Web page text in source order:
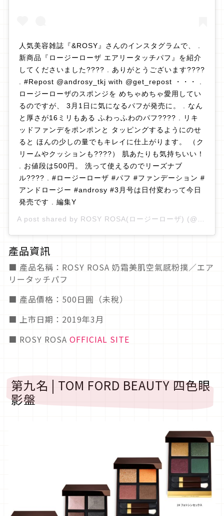
人気美容雑誌『&ROSY』さんのインスタグラムで、 .
新商品『ロージーローザ エアリータッチパフ』を紹介
してくださいました???? . ありがとうございます????
. #Repost @androsy_tkj with @get_repost ・・・ .
ロージーローザのスポンジを めちゃめちゃ愛用してい
るのですが、 3月1日に気になるパフが発売に。 . なん
と厚さが16ミリもある ふわっふわのパフ???? . リキ
ッドファンデをポンポンと タッピングするようにのせ
ると ほんの少しの量でもキレイに仕上がります。 （ク
リームやクッションも????） 肌あたりも気持ちいい！
. お値段は500円。 洗って使えるのでリーズナブ
ル???? . #ロージーローザ #パフ #ファンデーション #
アンドロージー #androsy #3月号は日付変わって今日
発売です . 編集Y
A post shared by ROSY ROSA(ロージーローザ) (@rosyrosa.official) on
產品資訊
■ 產品名稱：ROSY ROSA 奶霜美肌空氣感粉撲／エア
リータッチパフ
■ 產品價格：500日圓（未稅）
■ 上市日期：2019年3月
■ ROSY ROSA OFFICIAL SITE
第九名 | TOM FORD BEAUTY 四色眼
影盤